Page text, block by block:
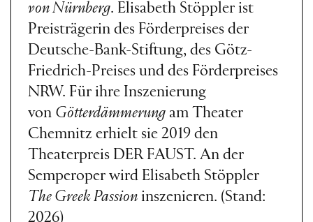
von Nürnberg. Elisabeth Stöppler ist
Preisträgerin des Förderpreises der
Deutsche-Bank-Stiftung, des Götz-
Friedrich-Preises und des Förderpreises
NRW. Für ihre Inszenierung
von Götterdämmerung am Theater
Chemnitz erhielt sie 2019 den
Theaterpreis DER FAUST. An der
Semperoper wird Elisabeth Stöppler
The Greek Passion inszenieren. (Stand:
2026)